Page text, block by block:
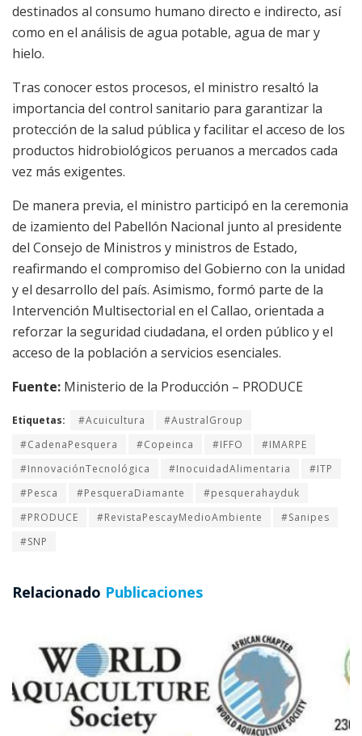
destinados al consumo humano directo e indirecto, así
como en el análisis de agua potable, agua de mar y
hielo.
Tras conocer estos procesos, el ministro resaltó la
importancia del control sanitario para garantizar la
protección de la salud pública y facilitar el acceso de los
productos hidrobiológicos peruanos a mercados cada
vez más exigentes.
De manera previa, el ministro participó en la ceremonia
de izamiento del Pabellón Nacional junto al presidente
del Consejo de Ministros y ministros de Estado,
reafirmando el compromiso del Gobierno con la unidad
y el desarrollo del país. Asimismo, formó parte de la
Intervención Multisectorial en el Callao, orientada a
reforzar la seguridad ciudadana, el orden público y el
acceso de la población a servicios esenciales.
Fuente: Ministerio de la Producción – PRODUCE
Etiquetas: #Acuicultura
#AustralGroup
#CadenaPesquera
#Copeinca #IFFO
#IMARPE
#InnovaciónTecnológica
#InocuidadAlimentaria
#ITP
#Pesca
#PesqueraDiamante
#pesquerahayduk
#PRODUCE
#RevistaPescayMedioAmbiente
#Sanipes
#SNP
Relacionado Publicaciones